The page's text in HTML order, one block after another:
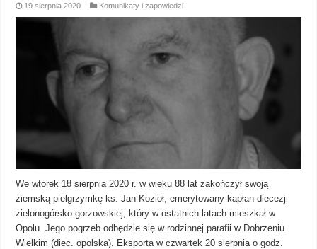
19 sierpnia 2020 Komunikaty i zapowiedzi
We wtorek 18 sierpnia 2020 r. w wieku 88 lat zakończył swoją
ziemską pielgrzymkę ks. Jan Kozioł, emerytowany kapłan diecezji
zielonogórsko-gorzowskiej, który w ostatnich latach mieszkał w
Opolu. Jego pogrzeb odbędzie się w rodzinnej parafii w Dobrzeniu
Wielkim (diec. opolska). Eksporta w czwartek 20 sierpnia o godz.